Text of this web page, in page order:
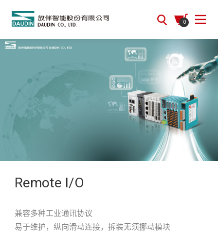
0
Remote I/O
兼容多种工业通讯协议
易于维护，纵向滑动连接，拆装无须挪动模块